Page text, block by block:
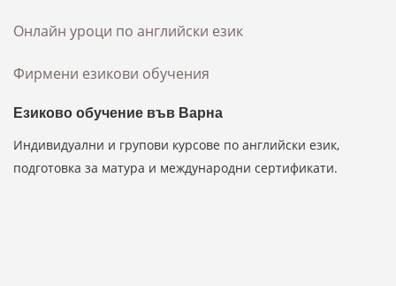
Онлайн уроци по английски език
Фирмени езикови обучения
Езиково обучение във Варна
Индивидуални и групови курсове по английски език,
подготовка за матура и международни сертификати.